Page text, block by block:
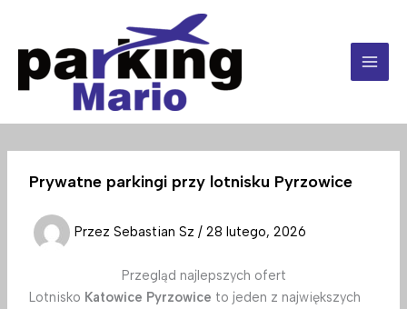
treści
Prywatne parkingi przy lotnisku Pyrzowice
Przez Sebastian Sz / 28 lutego, 2026
Przegląd najlepszych ofert
Lotnisko Katowice Pyrzowice to jeden z największych